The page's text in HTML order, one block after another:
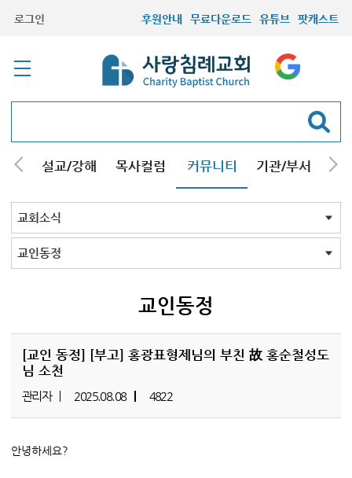
로그인 후원안내 무료다운로드 유튜브 팟캐스트
내 설교/강해 목사컬럼 커뮤니티 기관/부서 선
최근등록자료
자유게시판
교회소식
성도컬럼
새가족사진
새가족가이드
포토앨범
찬양쉼터
신앙도서
성경읽기퀴즈
기도부탁
교회소식 전체
공지
교인동정
교인동정
[교인 동정] [부고] 홍광표형제님의 부친 故 홍순철성도
님 소천
관리자 2025.08.08 4822
안녕하세요?